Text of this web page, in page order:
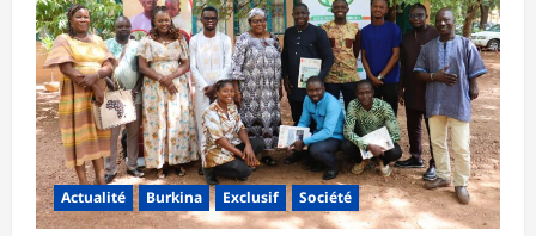
Actualité Burkina Exclusif Société